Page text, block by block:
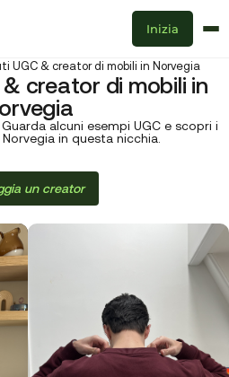
Inizia
UGC & creator di mobili in Norvegia
creator di mobili in
alcuni esempi UGC e scopri i
in questa nicchia.
un creator